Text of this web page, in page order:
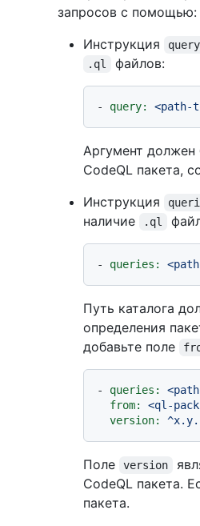
запросов с помощью:
Инструкция
query
.ql файлов:
- query: <path-
Аргумент должен
CodeQL пакета,
Инструкция
наличие
.ql
- queries:
Путь каталога
определения
добавьте поле
- queries:
from:
<ql-
version:
Поле version
CodeQL пакета.
пакета.